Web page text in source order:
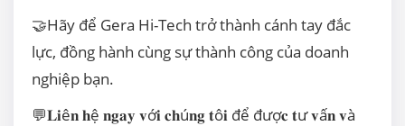
🤝Hãy để Gera Hi-Tech trở thành cánh tay đắc
lực, đồng hành cùng sự thành công của doanh
nghiệp bạn.
💬𝐋𝐢ê𝐧 𝐡ệ 𝐧𝐠𝐚𝐲 𝐯ớ𝐢 𝐜𝐡ú𝐧𝐠 𝐭ô𝐢 để đượ𝐜 𝐭ư 𝐯ấ𝐧 𝐯à